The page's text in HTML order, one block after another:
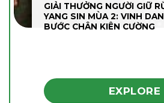
GIẢI THƯỞNG NGƯỜI GIỮ
YANG SIN MÙA 2: VINH
BƯỚC CHÂN KIÊN CƯỜNG
EXPLORE